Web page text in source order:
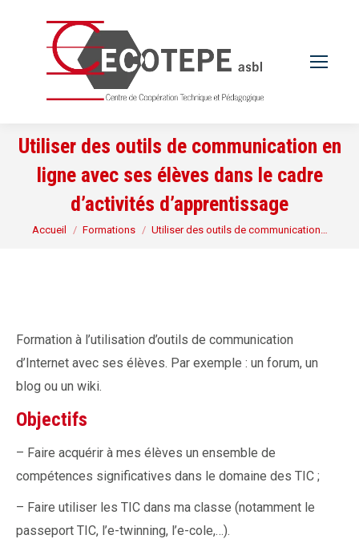
Utiliser des outils de communication en
ligne avec ses élèves dans le cadre
d’activités d’apprentissage
Vous êtes ici :
Accueil Formations Utiliser des outils de communication…
Formation à l’utilisation d’outils de communication
d’Internet avec ses élèves. Par exemple : un forum, un
blog ou un wiki.
Objectifs
– Faire acquérir à mes élèves un ensemble de
compétences significatives dans le domaine des TIC ;
– Faire utiliser les TIC dans ma classe (notamment le
passeport TIC, l’e-twinning, l’e-cole,…).